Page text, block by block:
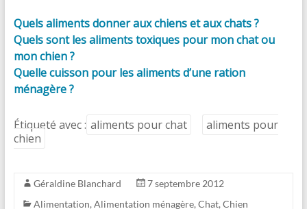
Quels aliments donner aux chiens et aux chats ?
Quels sont les aliments toxiques pour mon chat ou
mon chien ?
Quelle cuisson pour les aliments d’une ration
ménagère ?
Étiqueté avec : aliments pour chat
aliments pour
chien
Géraldine Blanchard
7 septembre 2012
Alimentation, Alimentation ménagère, Chat, Chien